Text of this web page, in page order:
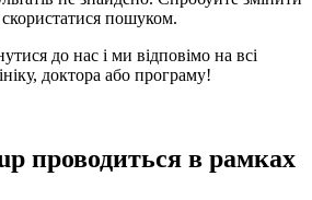
пошуком.
до нас і ми відповімо на всі
доктора або програму!
проводиться в рамках